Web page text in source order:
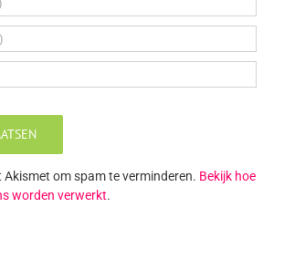
Akismet om spam te verminderen. Bekijk hoe
worden verwerkt.